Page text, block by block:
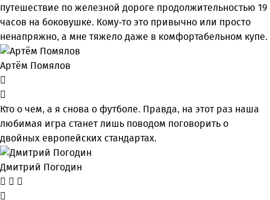
путешествие по железной дороге продолжительностью 19
часов на боковушке. Кому-то это привычно или просто
ненапряжно, а мне тяжело даже в комфортабельном купе.
Артём Помялов
Кто о чем, а я снова о футболе. Правда, на этот раз наша
любимая игра станет лишь поводом поговорить о
двойных европейских стандартах.
Дмитрий Погодин